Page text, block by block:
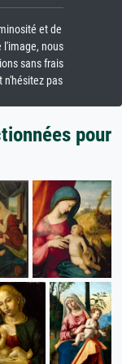
et de
l'image, nous
sans frais
n'hésitez pas
pour